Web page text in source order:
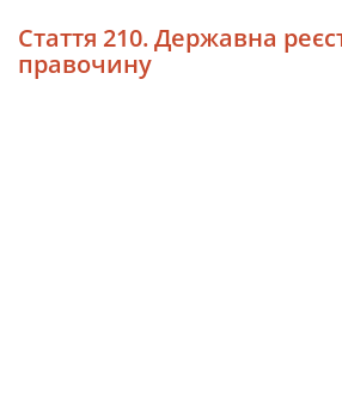
Стаття 210. Державна
правочину